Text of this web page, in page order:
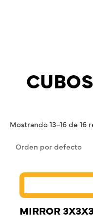
Mostrando 13–16 de 16
MIRROR 3X3X3